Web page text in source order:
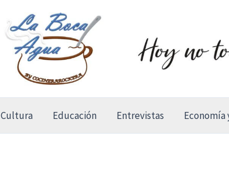
Cultura Educación Entrevistas Economía